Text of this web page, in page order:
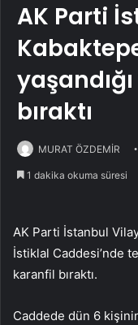
AK Parti
bıraktı
MURAT ÖZDEMİR
1 dakika okuma süresi
AK Parti İstanbul
İstiklal Caddesi’nde
karanfil bıraktı.
Caddede dün 6